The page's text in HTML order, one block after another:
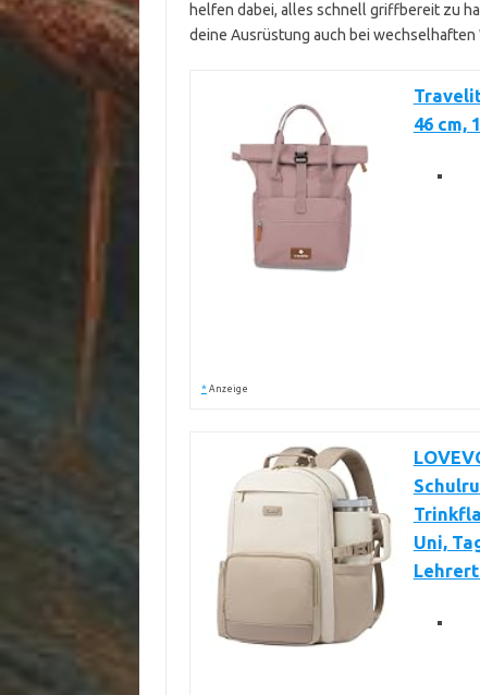
helfen dabei, alles schnell griffbereit zu
deine Ausrüstung auch bei
46 cm,
* Anzeige
Uni,